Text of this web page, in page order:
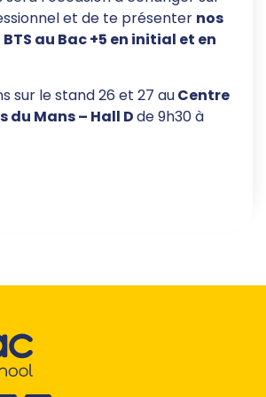
et de te présenter nos
au Bac +5 en initial et en
sur le stand 26 et 27 auCentre
du Mans – Hall Dde 9h30 à